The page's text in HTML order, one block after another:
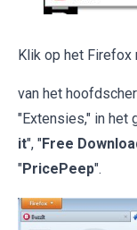
Klik op het Firefox
van het
"Extensies," in het
it", "Free
"PricePeep".